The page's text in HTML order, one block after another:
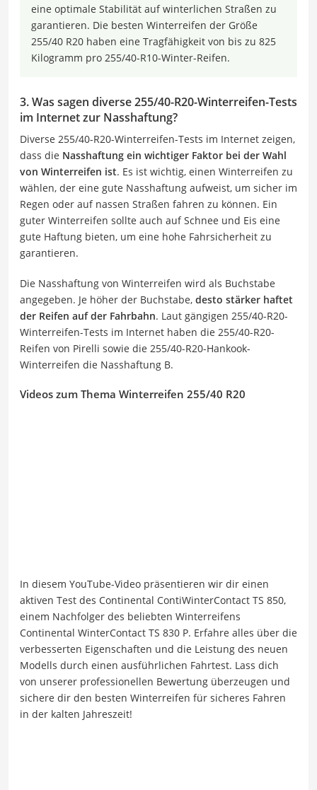
eine optimale Stabilität auf winterlichen Straßen zu
garantieren. Die besten Winterreifen der Größe
255/40 R20 haben eine Tragfähigkeit von bis zu 825
Kilogramm pro 255/40-R10-Winter-Reifen.
3. Was sagen diverse 255/40-R20-Winterreifen-Tests
im Internet zur Nasshaftung?
Diverse 255/40-R20-Winterreifen-Tests im Internet zeigen,
dass die Nasshaftung ein wichtiger Faktor bei der Wahl
von Winterreifen ist. Es ist wichtig, einen Winterreifen zu
wählen, der eine gute Nasshaftung aufweist, um sicher im
Regen oder auf nassen Straßen fahren zu können. Ein
guter Winterreifen sollte auch auf Schnee und Eis eine
gute Haftung bieten, um eine hohe Fahrsicherheit zu
garantieren.
Die Nasshaftung von Winterreifen wird als Buchstabe
angegeben. Je höher der Buchstabe, desto stärker haftet
der Reifen auf der Fahrbahn. Laut gängigen 255/40-R20-
Winterreifen-Tests im Internet haben die 255/40-R20-
Reifen von Pirelli sowie die 255/40-R20-Hankook-
Winterreifen die Nasshaftung B.
Videos zum Thema Winterreifen 255/40 R20
In diesem YouTube-Video präsentieren wir dir einen
aktiven Test des Continental ContiWinterContact TS 850,
einem Nachfolger des beliebten Winterreifens
Continental WinterContact TS 830 P. Erfahre alles über die
verbesserten Eigenschaften und die Leistung des neuen
Modells durch einen ausführlichen Fahrtest. Lass dich
von unserer professionellen Bewertung überzeugen und
sichere dir den besten Winterreifen für sicheres Fahren
in der kalten Jahreszeit!